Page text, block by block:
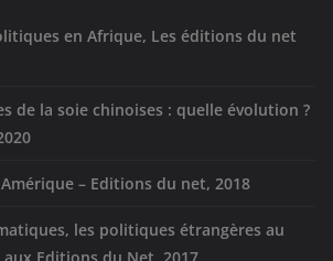
en Afrique, Les éditions du net
de la soie chinoises : quelle évolution ?
– Editions du net, 2018
les politiques étrangères au
aux Editions du Net, 2017